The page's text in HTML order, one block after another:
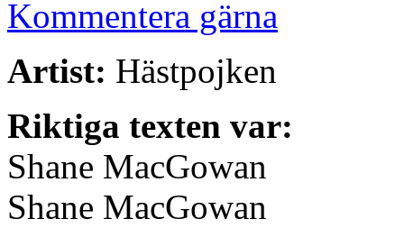
Kommentera gärna
Artist: Hästpojken
Riktiga texten var:
Shane MacGowan
Shane MacGowan